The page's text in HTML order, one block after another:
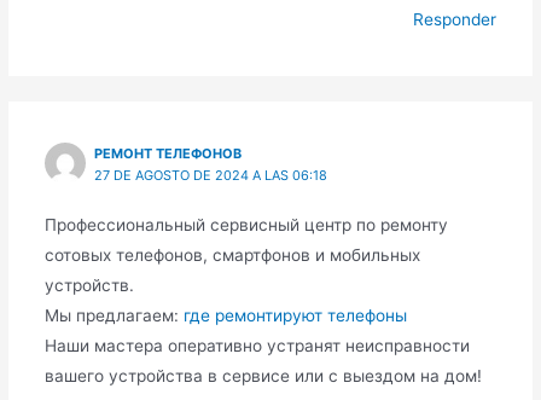
Responder
РЕМОНТ ТЕЛЕФОНОВ
27 DE AGOSTO DE 2024 A LAS 06:18
Профессиональный сервисный центр по ремонту
сотовых телефонов, смартфонов и мобильных
устройств.
Мы предлагаем: где ремонтируют телефоны
Наши мастера оперативно устранят неисправности
вашего устройства в сервисе или с выездом на дом!